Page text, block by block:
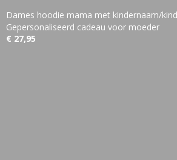
Dames hoodie mama met kindernaam/
Gepersonaliseerd cadeau voor moeder
€ 27,95